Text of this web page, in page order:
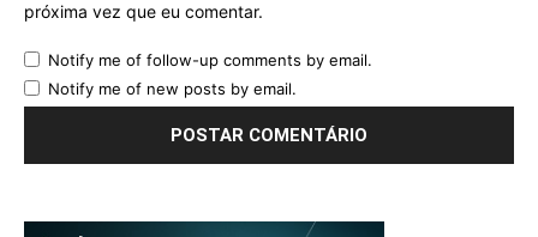
próxima vez que eu comentar.
Notify me of follow-up comments by email.
Notify me of new posts by email.